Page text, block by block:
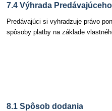
7.4 Výhrada Predávajúceho
Predávajúci si vyhradzuje právo
spôsoby platby na základe
8.1 Spôsob dodania